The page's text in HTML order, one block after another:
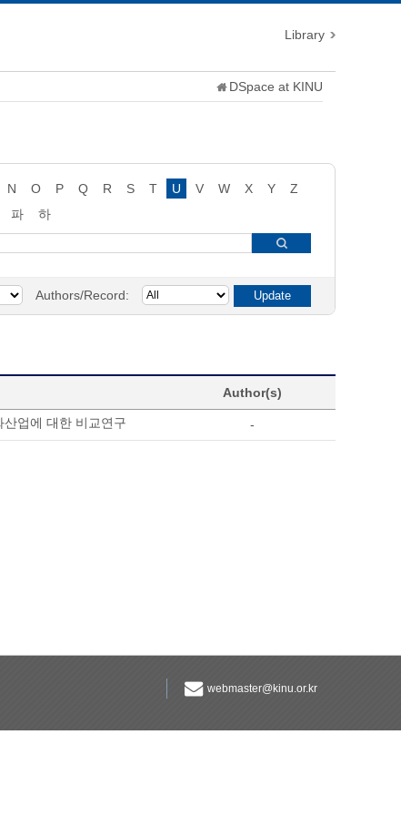
Library
DSpace at KINU
N O P Q R S T U V W X Y
Z
파
하
Authors/Record:
Author(s)
산업에 대한 비교연구 -
webmaster@kinu.or.kr